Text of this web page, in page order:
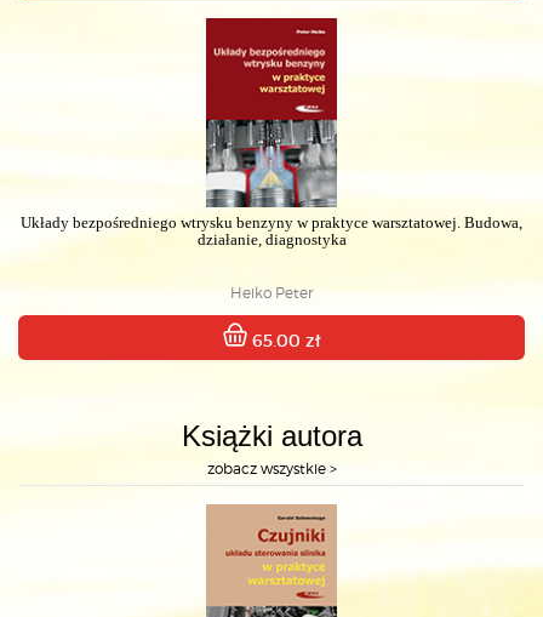
Układy bezpośredniego wtrysku benzyny w praktyce warsztatowej. Budowa,
działanie, diagnostyka
Heiko Peter
65.00 zł
Książki autora
zobacz wszystkie >